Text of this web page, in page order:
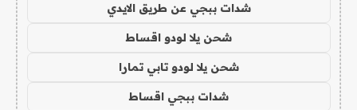
شدات ببجي عن طريق الايدي
شحن يلا لودو اقساط
شحن يلا لودو تابي تمارا
شدات ببجي اقساط